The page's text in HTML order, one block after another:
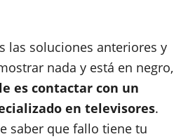
las soluciones anteriores y
nada y está en negro,
es contactar con un
en televisores.
saber que fallo tiene tu